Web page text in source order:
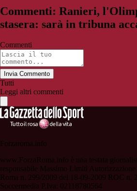
Commenti: Ranieri,
stasera: sarà in tribuna
Commenti
Invia Commento
Tutti
Leggi altri commenti
Forzaroma.info
www.ForzaRoma.info è una testata
responsabile Massimo Limiti
Roma n. 299/2009 del 18-09-2009 ROC n.
Soccermedia P.Iva: 02118780564